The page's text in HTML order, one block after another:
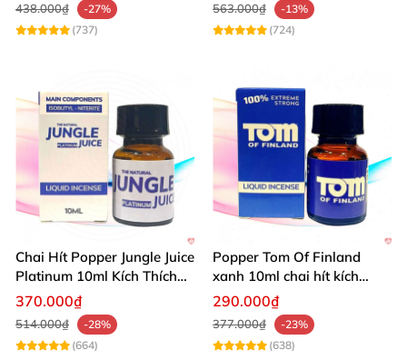
nên sử dụng liền sau khi khui hộp
Thiết kế mẫu mảrất chi là đẹpcác bạnnhé
Phù hợp cho mọi đối tượng khác nhau
438.000₫
-27%
(737)
563.000₫
-13%
(724)
Chai Hít Popper Jungle Juice
Platinum 10ml Kích Thích
Mạnh
370.000₫
514.000₫
-28%
(664)
Popper Tom Of Finland
xanh 10ml chai hít kích
thích mạnh mẽ
290.000₫
377.000₫
-23%
(638)